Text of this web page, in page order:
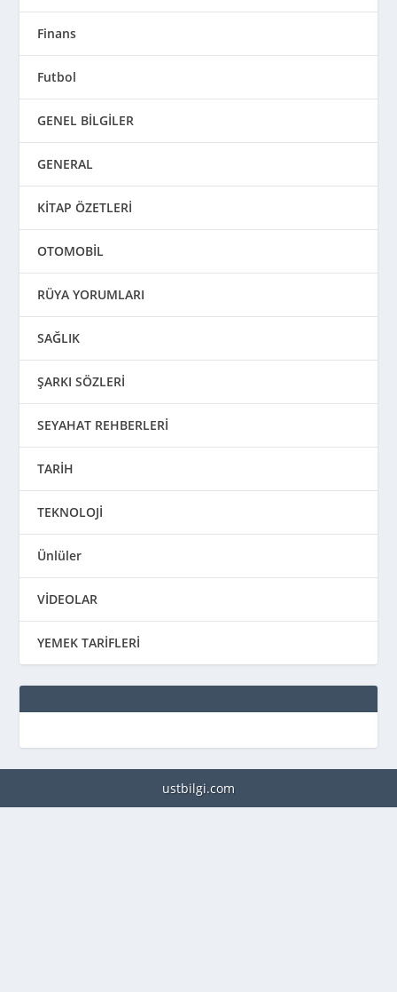
Finans
Futbol
GENEL BİLGİLER
GENERAL
KİTAP ÖZETLERİ
OTOMOBİL
RÜYA YORUMLARI
SAĞLIK
ŞARKI SÖZLERİ
SEYAHAT REHBERLERİ
TARİH
TEKNOLOJİ
Ünlüler
VİDEOLAR
YEMEK TARİFLERİ
ustbilgi.com